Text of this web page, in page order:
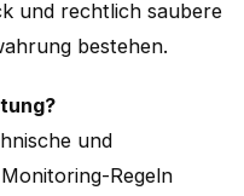
und rechtlich saubere
bestehen.
und
Regeln